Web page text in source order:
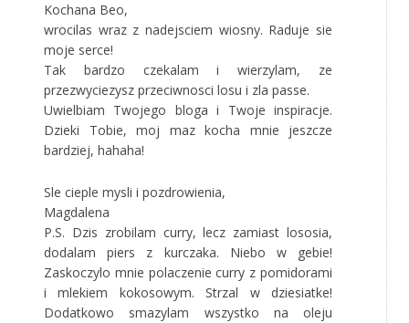
Kochana Beo,
wrocilas wraz z nadejsciem wiosny. Raduje sie
moje serce!
Tak bardzo czekalam i wierzylam, ze
przezwyciezysz przeciwnosci losu i zla passe.
Uwielbiam Twojego bloga i Twoje inspiracje.
Dzieki Tobie, moj maz kocha mnie jeszcze
bardziej, hahaha!
Sle cieple mysli i pozdrowienia,
Magdalena
P.S. Dzis zrobilam curry, lecz zamiast lososia,
dodalam piers z kurczaka. Niebo w gebie!
Zaskoczylo mnie polaczenie curry z pomidorami
i mlekiem kokosowym. Strzal w dziesiatke!
Dodatkowo smazylam wszystko na oleju